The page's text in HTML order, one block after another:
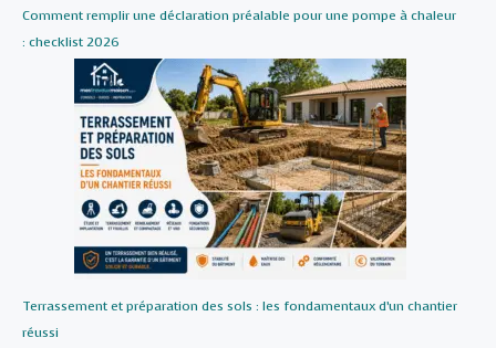
Comment remplir une déclaration préalable pour une pompe à chaleur
: checklist 2026
Terrassement et préparation des sols : les fondamentaux d’un chantier
réussi